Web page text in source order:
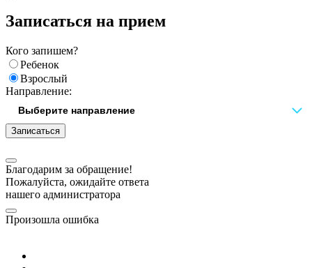
Записаться на прием
Кого запишем?
Ребенок
Взрослый
Направление:
Записаться
Благодарим за обращение!
Пожалуйста, ожидайте ответа
нашего администратора
Произошла ошибка